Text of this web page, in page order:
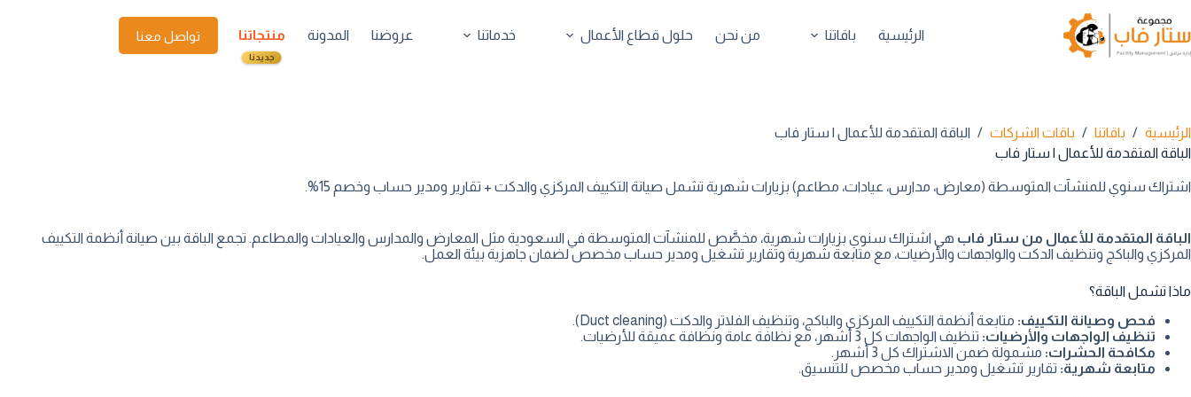
المحتوى
الرئيسية باقاتنا من نحن حلول قطاع الأعمال خدماتنا عروضنا المدونة منتجاتنا
جديدنا
تواصل معنا
الرئيسية / باقاتنا / باقات الشركات / الباقة المتقدمة للأعمال | ستار فاب
الباقة المتقدمة للأعمال | ستار فاب
اشتراك سنوي للمنشآت المتوسطة (معارض، مدارس، عيادات، مطاعم) بزيارات شهرية تشمل صيانة التكييف المركزي والدكت + تقارير ومدير حساب وخصم 15%.
الباقة المتقدمة للأعمال من ستار فاب هي اشتراك سنوي بزيارات شهرية، مخصَّص للمنشآت المتوسطة في السعودية مثل المعارض والمدارس والعيادات والمطاعم. تجمع الباقة بين صيانة أنظمة التكييف
المركزي والباكج وتنظيف الدكت والواجهات والأرضيات، مع متابعة شهرية وتقارير تشغيل ومدير حساب مخصص لضمان جاهزية بيئة العمل.
ماذا تشمل الباقة؟
فحص وصيانة التكييف: متابعة أنظمة التكييف المركزي والباكج، وتنظيف الفلاتر والدكت (Duct cleaning).
تنظيف الواجهات والأرضيات: تنظيف الواجهات كل 3 أشهر، مع نظافة عامة ونظافة عميقة للأرضيات.
مكافحة الحشرات: مشمولة ضمن الاشتراك كل 3 أشهر.
متابعة شهرية: تقارير تشغيل ومدير حساب مخصص للتنسيق.